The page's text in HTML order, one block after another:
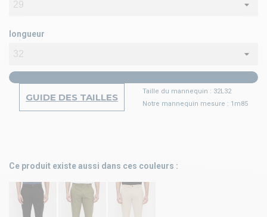
longueur
GUIDE DES TAILLES
Taille du mannequin : 32L32
Notre mannequin mesure : 1m85
Ce produit existe aussi dans ces couleurs :